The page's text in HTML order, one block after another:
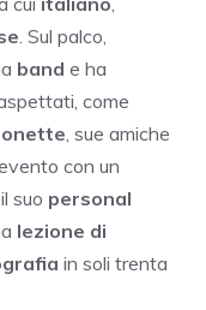
. Sul palco,
band e ha
come
, sue amiche
con un
suo personal
lezione di
in soli trenta